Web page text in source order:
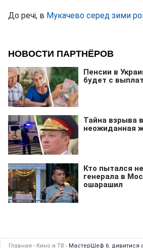
До речі, в Мукачево серед зими
Главная › Кино и ТВ › МастерШеф 6: дивитися